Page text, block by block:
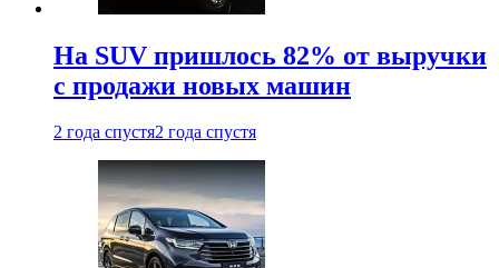
На SUV пришлось 82% от выручки
с продажи новых машин
2 года спустя2 года спустя